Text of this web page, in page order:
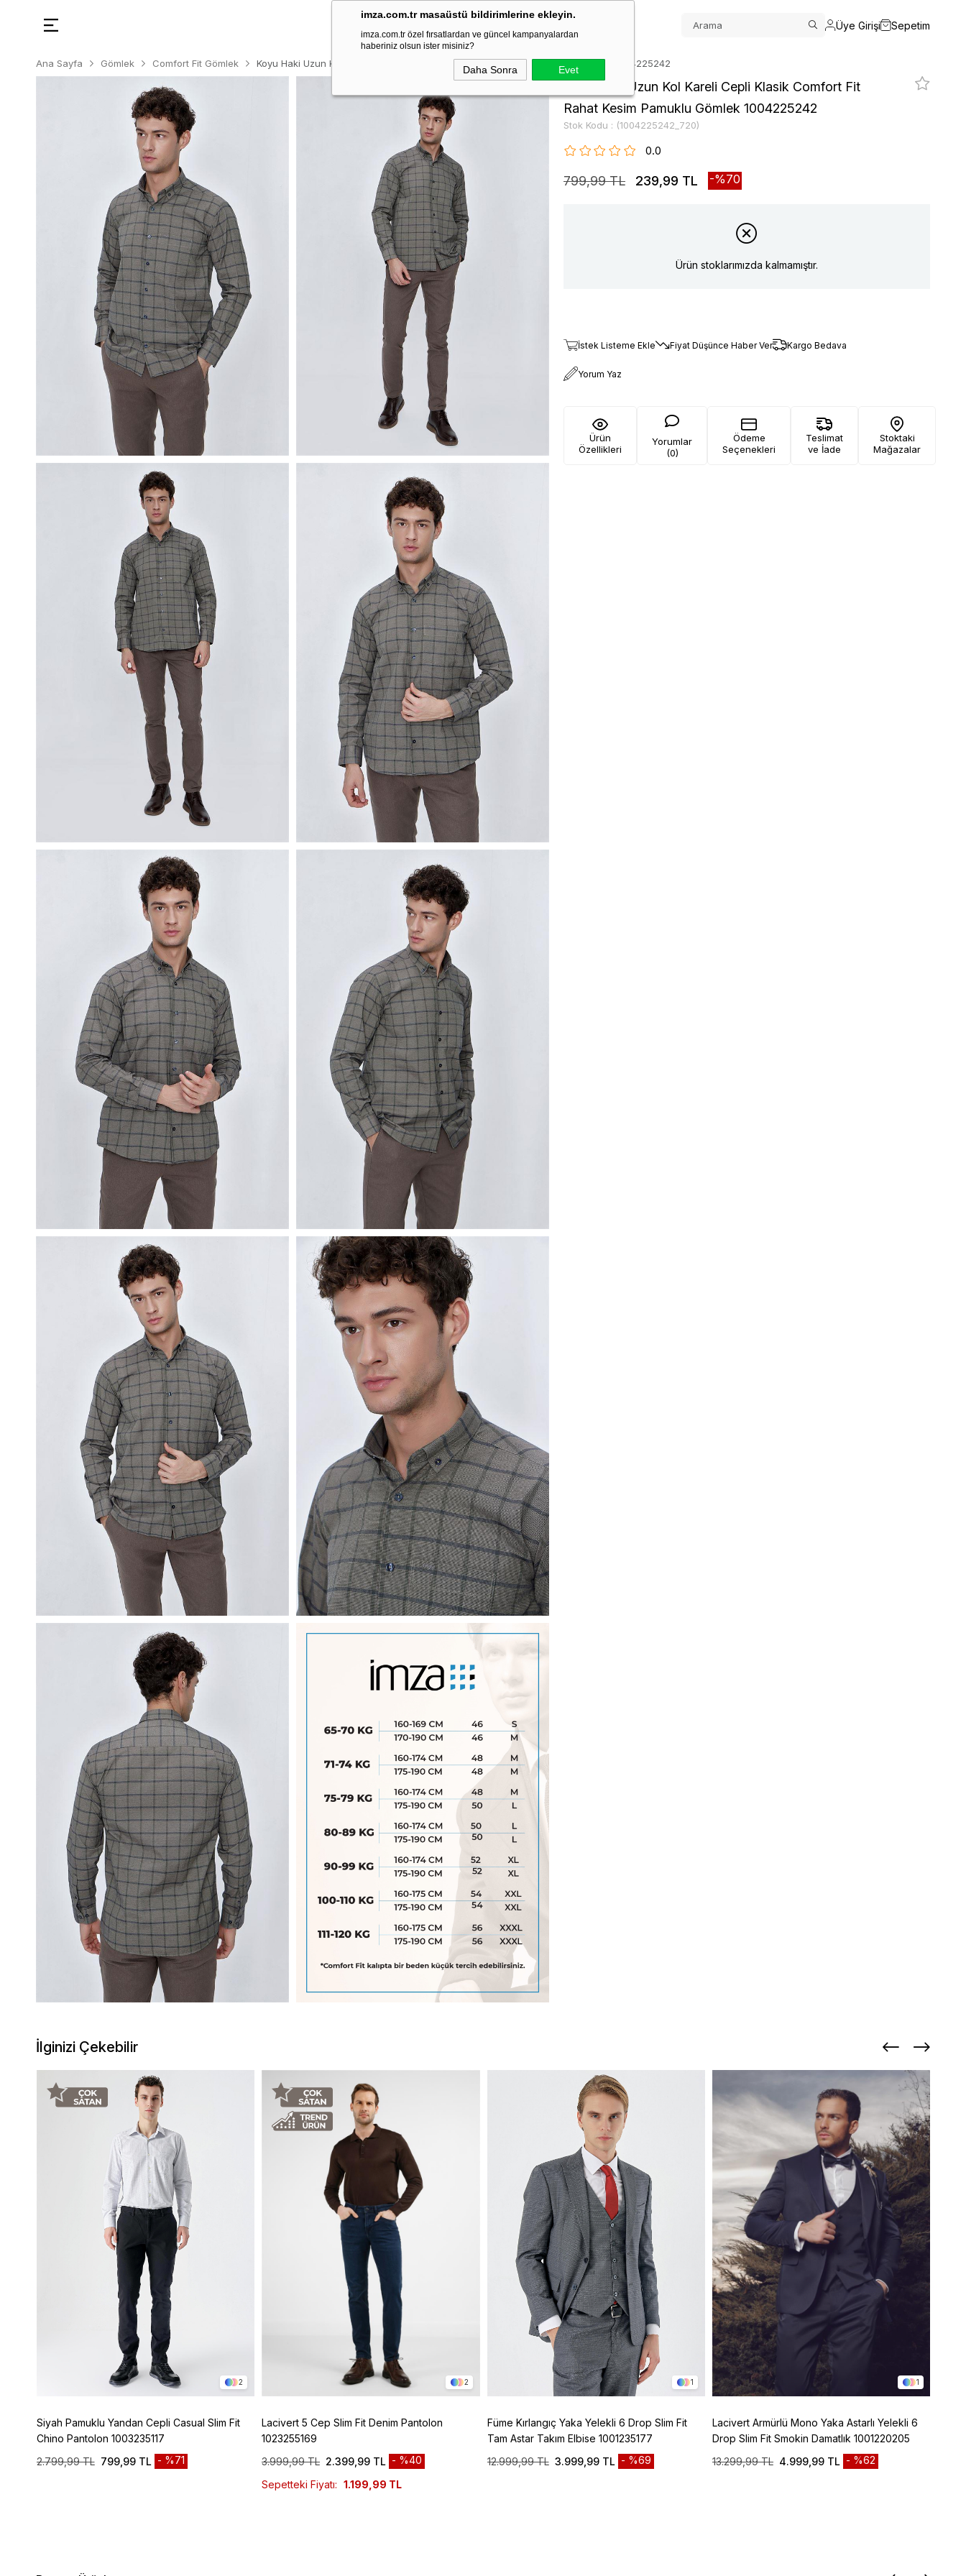
imza.com.tr masaüstü bildirimlerine ekleyin.
imza.com.tr özel fırsatlardan ve güncel kampanyalardan
haberiniz olsun ister misiniz?
Daha Sonra Evet
Üye Girişi Sepetim
Ana Sayfa Gömlek Comfort Fit Gömlek Koyu Haki Uzun Kol Kareli Cepli Klasik Comfort Fit Rahat Kesim Pamuklu Gömlek 1004225242
Koyu Haki Uzun Kol Kareli Cepli Klasik Comfort Fit
Rahat Kesim Pamuklu Gömlek 1004225242
Stok Kodu (1004225242_720)
0.0
799,99 TL 239,99 TL 70
Ürün stoklarımızda kalmamıştır.
İstek Listeme Ekle Fiyat Düşünce Haber Ver Kargo Bedava
Yorum Yaz
Ürün
Özellikleri
Yorumlar
(0)
Ödeme
Seçenekleri
Teslimat
ve İade
Stoktaki
Mağazalar
İlginizi Çekebilir
2
Siyah Pamuklu Yandan Cepli Casual Slim Fit
Chino Pantolon 1003235117
2.799,99 TL 799,99 TL %71
2
Lacivert 5 Cep Slim Fit Denim Pantolon
1023255169
3.999,99 TL 2.399,99 TL
%40
Sepetteki Fiyatı: 1.199,99 TL
1
Füme Kırlangıç Yaka Yelekli 6 Drop Slim Fit
Tam Astar Takım Elbise 1001235177
12.999,99 TL 3.999,99 TL %69
1
Lacivert Armürlü Mono Yaka Astarlı Yelekli 6
Drop Slim Fit Smokin Damatlık 1001220205
13.299,99 TL 4.999,99 TL %62